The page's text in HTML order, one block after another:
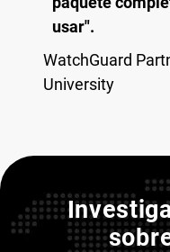
usar".
WatchGuard
University